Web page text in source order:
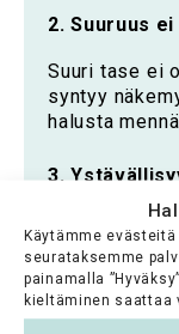
Käytämme
seurataksemme
painamalla
kieltäminen saattaa
2. Suuruus
Suuri tase ei
syntyy
halusta
3.
Se, miten
enemmän
saajan arvon